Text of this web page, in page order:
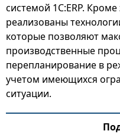
системой 1С:ERP. Кроме
реализованы
которые позволяют
производственные
перепланирование в
учетом имеющихся
ситуации.